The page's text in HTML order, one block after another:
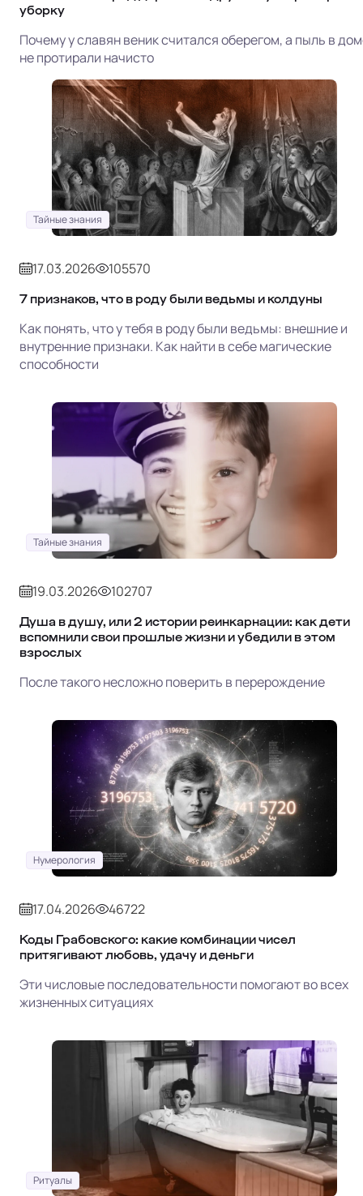
уборку
Почему у славян веник считался оберегом, а пыль в
не протирали начисто
Тайные знания
17.03.2026 105570
7 признаков, что в роду были ведьмы и колдуны
Как понять, что у тебя в роду были ведьмы: внешние и
внутренние признаки. Как найти в себе магические
способности
Тайные знания
19.03.2026 102707
Душа в душу, или 2 истории реинкарнации: как дети
вспомнили свои прошлые жизни и убедили в этом
взрослых
После такого несложно поверить в перерождение
Нумерология
17.04.2026 46722
Коды Грабовского: какие комбинации чисел
притягивают любовь, удачу и деньги
Эти числовые последовательности помогают во всех
жизненных ситуациях
Ритуалы